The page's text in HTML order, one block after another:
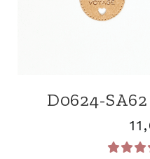
D0624-